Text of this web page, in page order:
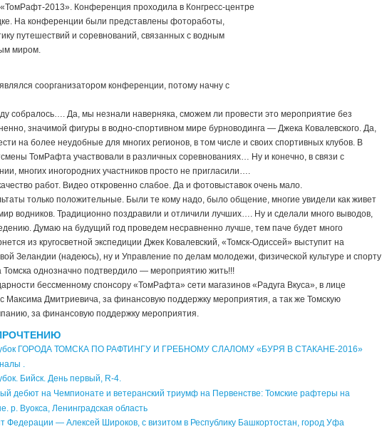
2013». Конференция проходила в Конгресс-центре
На конференции были представлены фотоработы,
путешествий и соревнований, связанных с водным
миром.
соорганизатором конференции, потому начну с
собралось…. Да, мы незнали наверняка, сможем ли провести это мероприятие без
значимой фигуры в водно-спортивном мире бурноводинга — Джека Ковалевского. Да,
на более неудобные для многих регионов, в том числе и своих спортивных клубов. В
ТомРафта участвовали в различных соревнованиях… Ну и конечно, в связи с
многих иногородних участников просто не пригласили….
работ. Видео откровенно слабое. Да и фотовыставок очень мало.
только положительные. Были те кому надо, было общение, многие увидели как живет
водников. Традиционно поздравили и отличили лучших…. Ну и сделали много выводов,
Думаю на будущий год проведем несравненно лучше, тем паче будет много
из кругосветной экспедиции Джек Ковалевский, «Томск-Одиссей» выступит на
Зеландии (надеюсь), ну и Управление по делам молодежи, физической культуре и спорту
однозначно подтвердило — мероприятию жить!!!
бессменному спонсору «ТомРафта» сети магазинов «Радуга Вкуса», в лице
Максима Дмитриевича, за финансовую поддержку мероприятия, а так же Томскую
за финансовую поддержку мероприятия.
ГОРОДА ТОМСКА ПО РАФТИНГУ И ГРЕБНОМУ СЛАЛОМУ «БУРЯ В СТАКАНЕ-2016»
.
Бийск. День первый, R-4.
дебют на Чемпионате и ветеранский триумф на Первенстве: Томские рафтеры на
р. Вуокса, Ленинградская область
Федерации — Алексей Широков, с визитом в Республику Башкортостан, город Уфа